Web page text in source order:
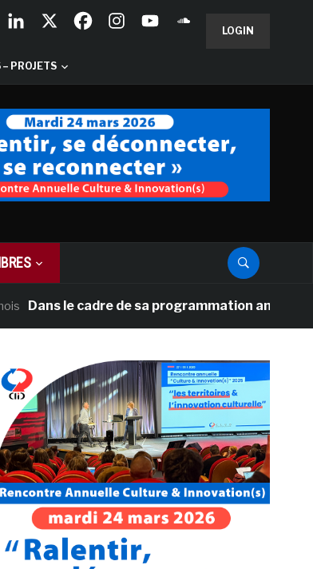
LOGIN
– PROJETS
le cadre de sa programmation américaine,